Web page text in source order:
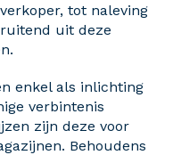
tot naleving
uit deze
enkel als inlichting
verbintenis
zijn deze voor
Behoudens